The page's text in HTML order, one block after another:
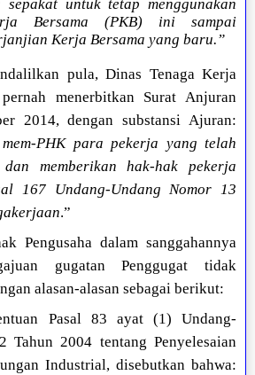
sepakat untuk tetap menggunakan
Bersama (PKB) ini sampai
Kerja Bersama yang baru.”
pula, Dinas Tenaga Kerja
menerbitkan Surat Anjuran
2014, dengan substansi Ajuran:
PHK para pekerja yang telah
memberikan hak-hak pekerja
167 Undang-Undang Nomor 13
.”
Pengusaha dalam sanggahannya
gugatan Penggugat tidak
alasan-alasan sebagai berikut:
Pasal 83 ayat (1) Undang-
Tahun 2004 tentang Penyelesaian
Industrial, disebutkan bahwa: